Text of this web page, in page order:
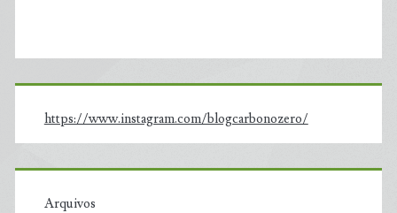
https://www.instagram.com/blogcarbonozero/
Arquivos